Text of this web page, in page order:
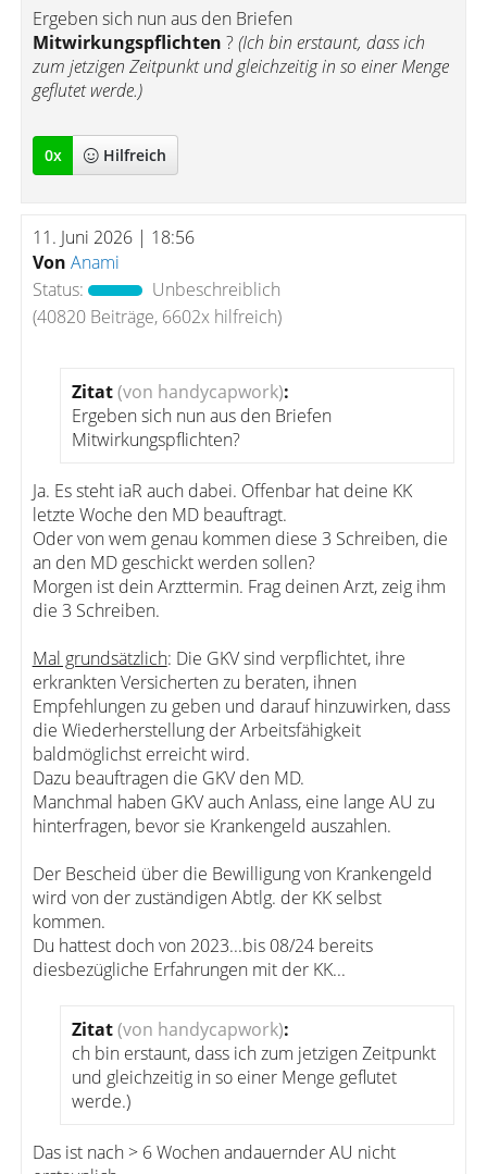
Ergeben sich nun aus den Briefen
Mitwirkungspflichten ? (Ich bin erstaunt, dass ich
zum jetzigen Zeitpunkt und gleichzeitig in so einer Menge
geflutet werde.)
0x Hilfreich
11. Juni 2026 | 18:56
Von Anami
Status:
Unbeschreiblich
(40820 Beiträge, 6602x hilfreich)
Zitat(von handycapwork):
Ergeben sich nun aus den Briefen
Mitwirkungspflichten?
Ja. Es steht iaR auch dabei. Offenbar hat deine KK
letzte Woche den MD beauftragt.
Oder von wem genau kommen diese 3 Schreiben, die
an den MD geschickt werden sollen?
Morgen ist dein Arzttermin. Frag deinen Arzt, zeig ihm
die 3 Schreiben.
Mal grundsätzlich: Die GKV sind verpflichtet, ihre
erkrankten Versicherten zu beraten, ihnen
Empfehlungen zu geben und darauf hinzuwirken, dass
die Wiederherstellung der Arbeitsfähigkeit
baldmöglichst erreicht wird.
Dazu beauftragen die GKV den MD.
Manchmal haben GKV auch Anlass, eine lange AU zu
hinterfragen, bevor sie Krankengeld auszahlen.
Der Bescheid über die Bewilligung von Krankengeld
wird von der zuständigen Abtlg. der KK selbst
kommen.
Du hattest doch von 2023...bis 08/24 bereits
diesbezügliche Erfahrungen mit der KK...
Zitat(von handycapwork):
ch bin erstaunt, dass ich zum jetzigen Zeitpunkt
und gleichzeitig in so einer Menge geflutet
werde.)
Das ist nach > 6 Wochen andauernder AU nicht